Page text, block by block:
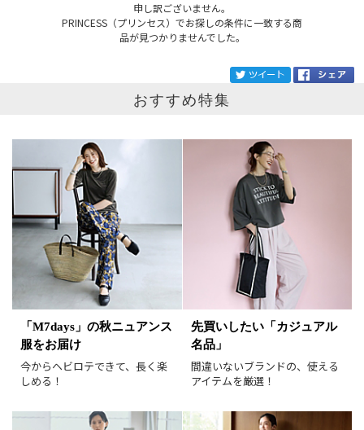
申し訳ございません。
PRINCESS（プリンセス）でお探しの条件に一致する商
品が見つかりませんでした。
掲載雑誌
価格 円～ 円
表示オプション
新着
再入荷
ラスト1
おすすめ特集
「M7days」の秋ニュアンス
服をお届け
今からヘビロテできて、長く楽
しめる！
先買いしたい「カジュアル
名品」
間違いないブランドの、使える
アイテムを厳選！